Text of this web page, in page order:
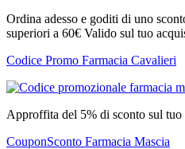
Ordina adesso e goditi di uno
superiori a 60€ Valido sul tuo
Codice Promo Farmacia Cavalieri
Approffita del 5% di sconto sul
CouponSconto Farmacia Mascia